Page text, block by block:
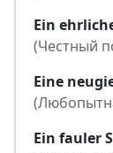
Ein
(Честный
Eine
Ein fauler